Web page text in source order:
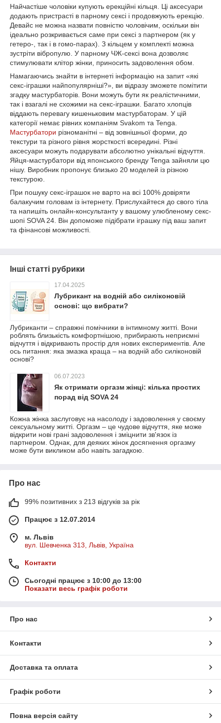
Найчастіше чоловіки купують ерекційні кільця. Ці аксесуари
додають пристрасті в парному сексі і продовжують ерекцію.
Девайс не можна назвати повністю чоловічим, оскільки він
ідеально розкривається саме при сексі з партнером (як у
гетеро-, так і в гомо-парах). З кільцем у комплекті можна
зустріти вібропулю. У парному ЧЖ-сексі вона дозволяє
стимулювати клітор жінки, приносить задоволення обом.
Намагаючись знайти в інтернеті інформацію на запит «які
секс-іграшки найпопулярніші?», ви відразу зможете помітити
згадку мастурбаторів. Вони можуть бути як реалістичними,
так і взагалі не схожими на секс-іграшки. Багато хлопців
віддають перевагу кишеньковим мастурбаторам. У цій
категорії немає рівних компаніям Svakom та Tenga.
Мастурбатори різноманітні – від зовнішньої форми, до
текстури та різного рівня жорсткості всередині. Різні
аксесуари можуть подарувати абсолютно унікальні відчуття.
Яйця-мастурбатори від японського бренду Tenga зайняли цю
нішу. Виробник пропонує близько 20 моделей із різною
текстурою.
При пошуку секс-іграшок не варто на всі 100% довіряти
балакучим головам із інтернету. Прислухайтеся до свого тіла
та напишіть онлайн-консультанту у вашому улюбленому секс-
шопі SOVA 24. Він допоможе підібрати іграшку під ваш запит
та фінансові можливості.
Інші статті рубрики
17.04.2025
Лубрикант на водній або силіконовій
основі: що вибрати?
Лубриканти – справжні помічники в інтимному житті. Вони
роблять близькість комфортнішою, прибирають неприємні
відчуття і відкривають простір для нових експериментів. Але
ось питання: яка змазка краща – на водній або силіконовій
основі?
06.07.2023
Як отримати оргазм жінці: кілька простих
порад від SOVA 24
Кожна жінка заслуговує на насолоду і задоволення у своєму
сексуальному житті. Оргазм – це чудове відчуття, яке може
відкрити нові грані задоволення і зміцнити зв'язок із
партнером. Однак, для деяких жінок досягнення оргазму
може бути викликом або навіть загадкою.
Про нас
99% позитивних з 213 відгуків за рік
Працює з 12.07.2014
м. Львів
вул. Шевченка 313, Львів, Україна
Контакти
Сьогодні працює з 10:00 до 13:00
Показати весь графік роботи
Про нас
Контакти
Доставка та оплата
Графік роботи
Повна версія сайту